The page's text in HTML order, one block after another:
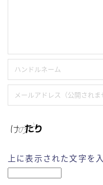
上に表示された文字を